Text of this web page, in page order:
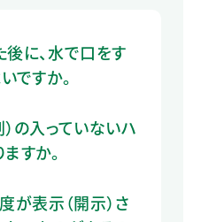
に、水で口をす
ですか。
の入っていないハ
すか。
が表示（開示）さ